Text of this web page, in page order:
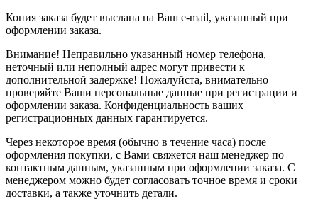
Копия заказа будет выслана на Ваш e-mail, указанный при
оформлении заказа.
Внимание! Неправильно указанный номер телефона,
неточный или неполный адрес могут привести к
дополнительной задержке! Пожалуйста, внимательно
проверяйте Ваши персональные данные при регистрации и
оформлении заказа. Конфиденциальность ваших
регистрационных данных гарантируется.
Через некоторое время (обычно в течение часа) после
оформления покупки, с Вами свяжется наш менеджер по
контактным данным, указанным при оформлении заказа. С
менеджером можно будет согласовать точное время и сроки
доставки, а также уточнить детали.